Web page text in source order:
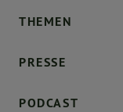
THEMEN
PRESSE
PODCAST